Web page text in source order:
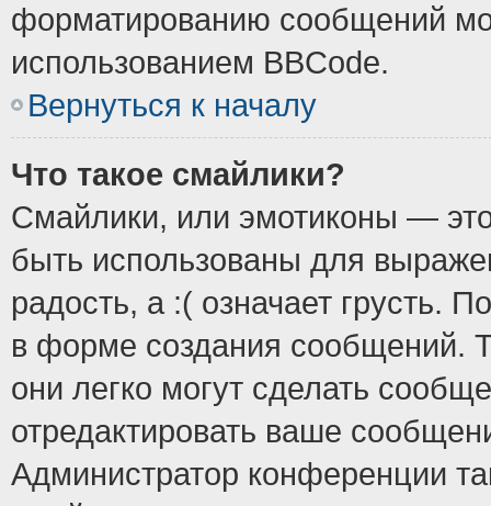
форматированию сообщений
использованием BBCode.
Вернуться к началу
Что такое смайлики?
Смайлики, или эмотиконы —
быть использованы для
радость, а :( означает грусть.
в форме создания сообщений.
они легко могут сделать
отредактировать ваше
Администратор конференции